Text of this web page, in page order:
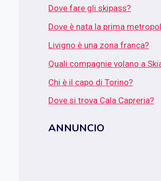
Dove fare gli skipass?
Dove è nata la prima
Livigno è una zona franca?
Quali compagnie volano a
Chi è il capo di Torino?
Dove si trova Cala Capreria?
ANNUNCIO